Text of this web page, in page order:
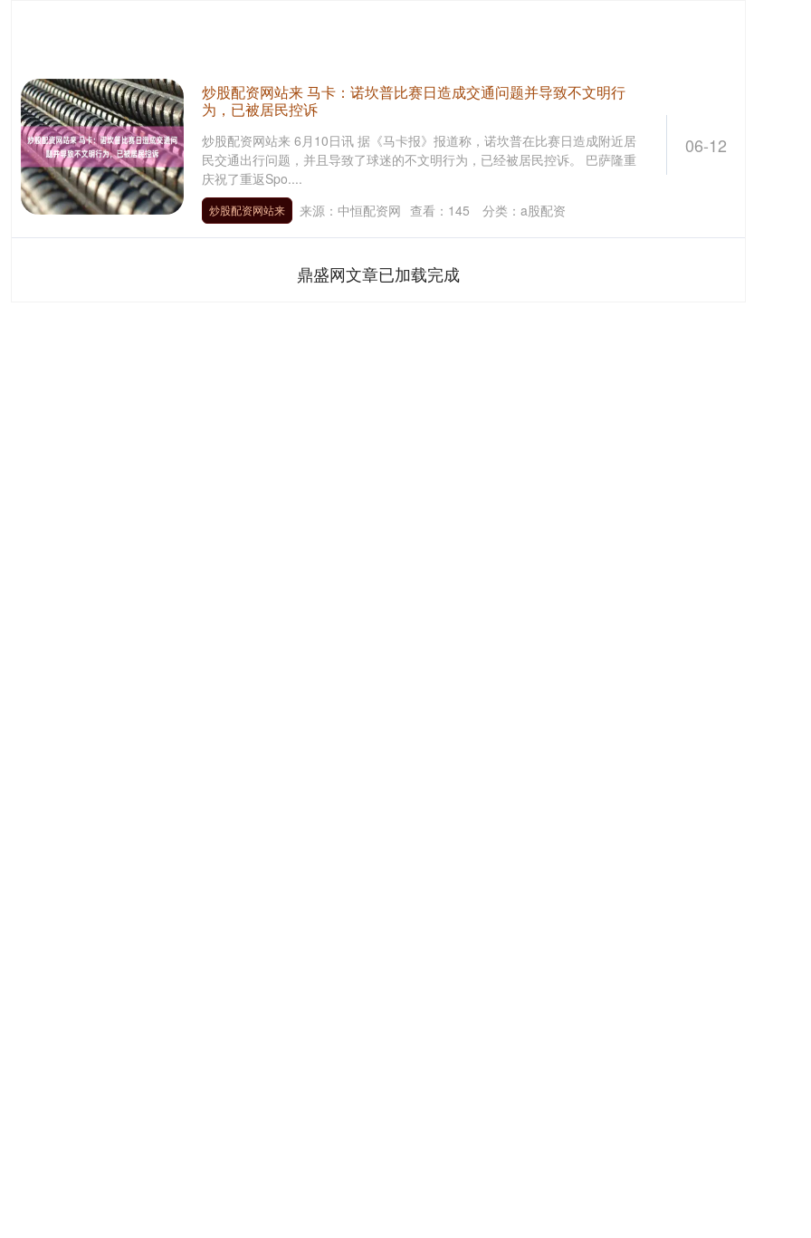
06-12
炒股配资网站来 马卡：诺坎普比赛日造成交通问题并导致不文明行
为，已被居民控诉
炒股配资网站来 6月10日讯 据《马卡报》报道称，诺坎普在比赛日造成附近居
民交通出行问题，并且导致了球迷的不文明行为，已经被居民控诉。 巴萨隆重
庆祝了重返Spo....
炒股配资网站来 来源：中恒配资网 查看： 145 分类： a股配资
鼎盛网文章已加载完成